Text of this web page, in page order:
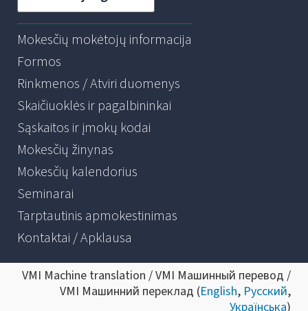
Mokesčių mokėtojų informacija
Formos
Rinkmenos / Atviri duomenys
Skaičiuoklės ir pagalbininkai
Sąskaitos ir įmokų kodai
Mokesčių žinynas
Mokesčių kalendorius
Seminarai
Tarptautinis apmokestinimas
Kontaktai / Apklausa
VMI Machine translation / VMI Машинный перевод /
VMI Машинний переклад (English, Русский,
Українська)